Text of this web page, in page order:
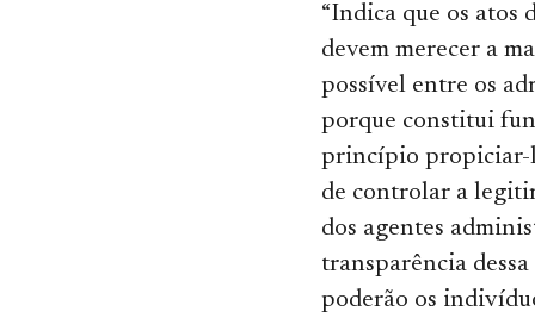
“Indica que os atos
devem merecer a
possível entre os
porque constitui
princípio propiciar-
de controlar a
dos agentes
transparência
poderão os